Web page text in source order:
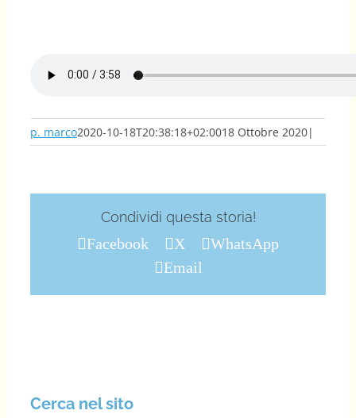
p. marco2020-10-18T20:38:18+02:0018 Ottobre 2020|
Condividi questa storia!
Facebook X
WhatsApp
Email
Cerca nel sito